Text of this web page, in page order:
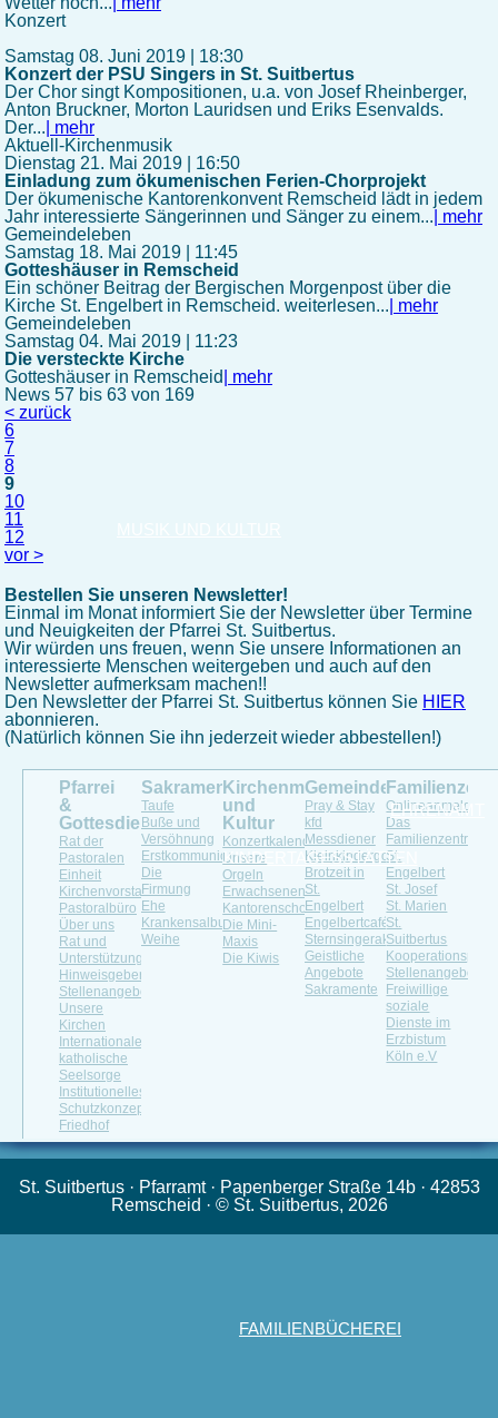
EHRENAMT
KINDERTAGESSTÄTTEN
FAMILIENBÜCHEREI
Konzert
Samstag 08. Juni 2019 | 18:30
Konzert der PSU Singers in St. Suitbertus
Der Chor singt Kompositionen, u.a. von Josef Rheinberger,
Anton Bruckner, Morton Lauridsen und Eriks Esenvalds.
Der... | mehr
Aktuell-Kirchenmusik
Dienstag 21. Mai 2019 | 16:50
Einladung zum ökumenischen Ferien-Chorprojekt
Der ökumenische Kantorenkonvent Remscheid lädt in jedem
Jahr interessierte Sängerinnen und Sänger zu einem... | mehr
Gemeindeleben
Samstag 18. Mai 2019 | 11:45
Gotteshäuser in Remscheid
Ein schöner Beitrag der Bergischen Morgenpost über die
Kirche St. Engelbert in Remscheid. weiterlesen... | mehr
Gemeindeleben
Samstag 04. Mai 2019 | 11:23
Die versteckte Kirche
Gotteshäuser in Remscheid
| mehr
News 57 bis 63 von 169
< zurück
6
7
8
9
10
11
12
vor >
Bestellen Sie unseren Newsletter!
Einmal im Monat informiert Sie der Newsletter über Termine
und Neuigkeiten der Pfarrei St. Suitbertus.
Wir würden uns freuen, wenn Sie unsere Informationen an
interessierte Menschen weitergeben und auch auf den
Newsletter aufmerksam machen!!
Den Newsletter der Pfarrei St. Suitbertus können Sie HIER
abonnieren.
(Natürlich können Sie ihn jederzeit wieder abbestellen!)
Pfarrei
&
Gottesdienste
Rat der
Pastoralen
Einheit
Kirchenvorstand
Pastoralbüro
Über uns
Rat und
Unterstützung
Hinweisgeberportal
Stellenangebot
Unsere
Kirchen
Internationale
katholische
Seelsorge
Institutionelles
Schutzkonzept
Friedhof
Sakramente
Taufe
Buße und
Versöhnung
Erstkommunion
Die
Firmung
Ehe
Krankensalbung
Weihe
Kirchenmusik
und
Kultur
Konzertkalender
Unsere
Orgeln
Erwachsenenchöre
Kantorenschola
Die Mini-
Maxis
Die Kiwis
Gemeindeleben
Pray & Stay
kfd
Messdiener
Kleinkindergottesdienst
Brotzeit in
St.
Engelbert
Engelbertcafé
Sternsingeraktion
Geistliche
Angebote
Sakramente
Onlineanmeldung
Das
Familienzentrum
St.
Engelbert
St. Josef
St. Marien
St.
Suitbertus
Stellenangebote
Freiwillige
soziale
Dienste im
Erzbistum
Köln e.V
St. Suitbertus · Pfarramt · Papenberger Straße 14b · 42853
Remscheid · © St. Suitbertus, 2026